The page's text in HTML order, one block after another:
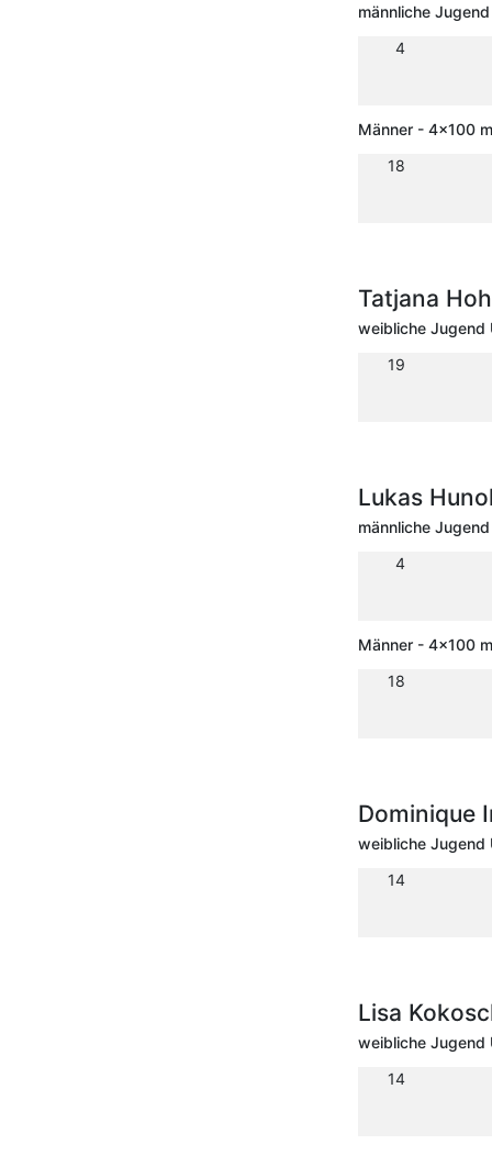
männliche
4
Männer - 4x100
18
Tatjana
weibliche Jugend
19
Lukas
männliche
4
Männer - 4x100
18
Dominique
weibliche Jugend
14
Lisa
weibliche Jugend
14